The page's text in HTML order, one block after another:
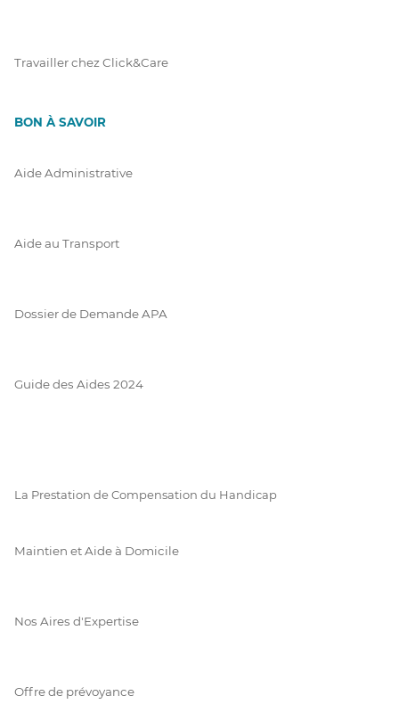
Travailler chez Click&Care
BON À SAVOIR
Aide Administrative
Aide au Transport
Dossier de Demande APA
Guide des Aides 2024
La Prestation de Compensation du Handicap
Maintien et Aide à Domicile
Nos Aires d'Expertise
Offre de prévoyance